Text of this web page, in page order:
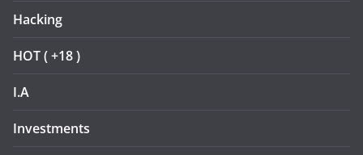
Hacking
HOT ( +18 )
I.A
Investments